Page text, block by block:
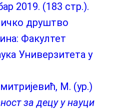
2019. (183 стр.).
друштво
Факултет
Универзитета у
М. (ур.)
за децу у науци